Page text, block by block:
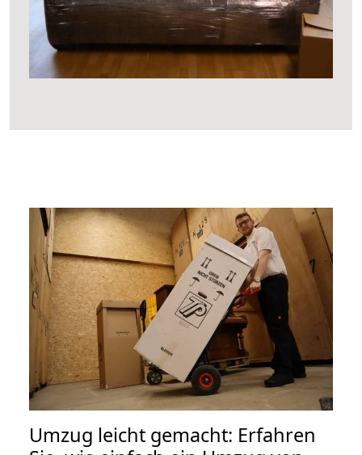
Umzug leicht gemacht: Erfahren